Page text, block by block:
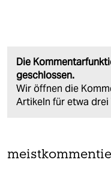
Die
geschlossen.
Wir öffnen die
Artikeln für etwa drei